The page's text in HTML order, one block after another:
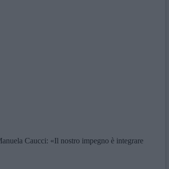
Caucci: «Il nostro impegno è integrare